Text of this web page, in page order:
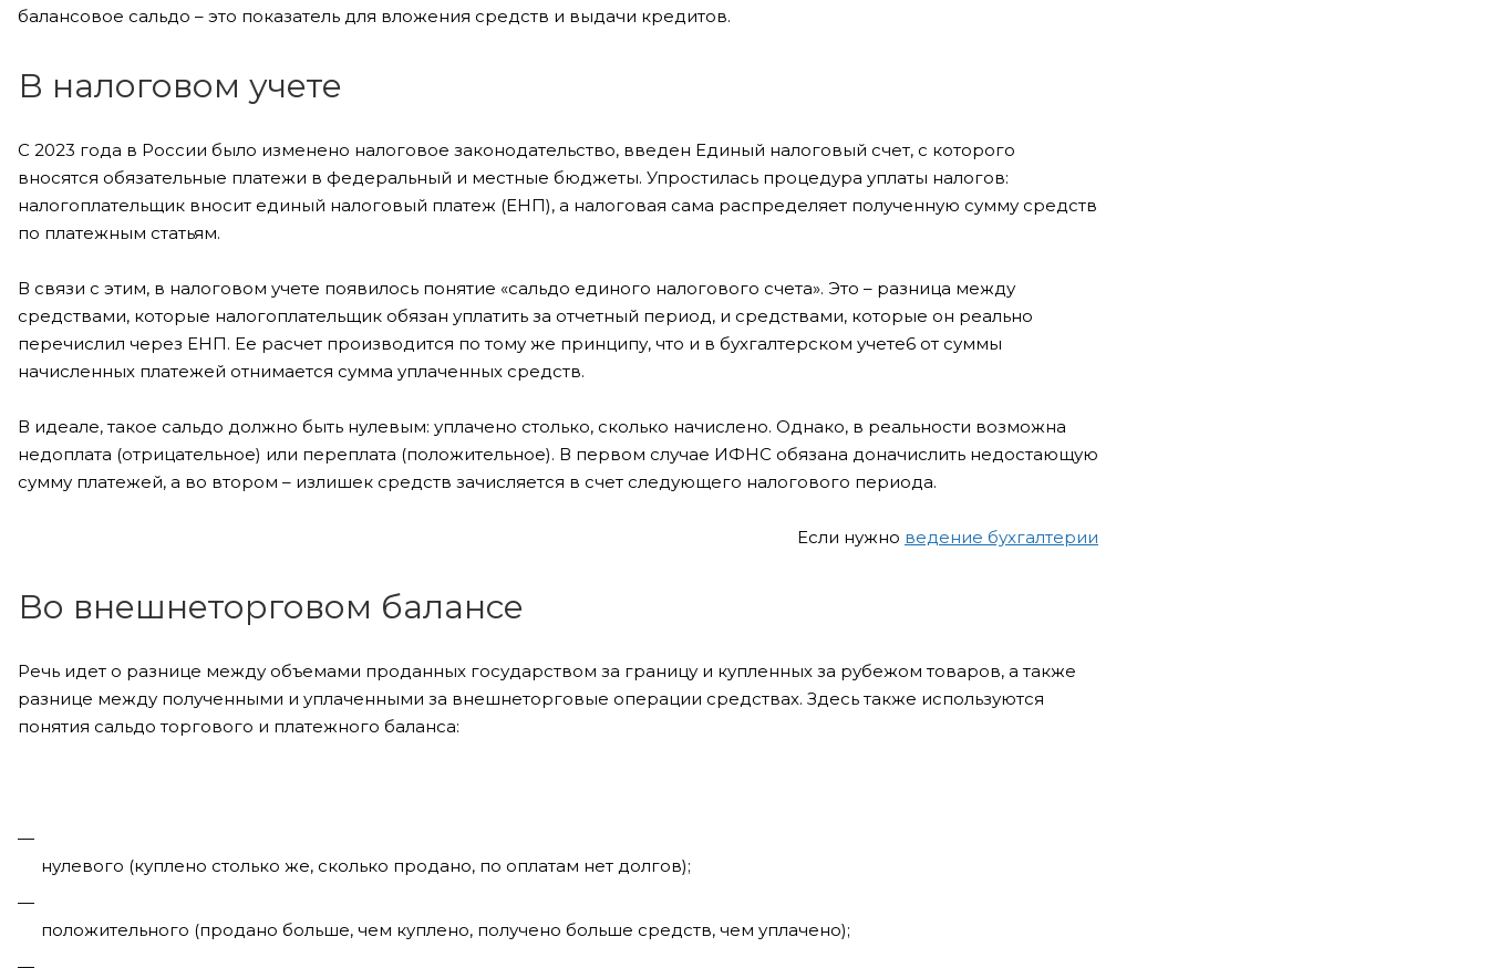
балансовое сальдо – это показатель для вложения средств и выдачи кредитов.
В налоговом учете
С 2023 года в России было изменено налоговое законодательство, введен Единый налоговый счет, с которого
вносятся обязательные платежи в федеральный и местные бюджеты. Упростилась процедура уплаты налогов:
налогоплательщик вносит единый налоговый платеж (ЕНП), а налоговая сама распределяет полученную сумму средств
по платежным статьям.
В связи с этим, в налоговом учете появилось понятие «сальдо единого налогового счета». Это – разница между
средствами, которые налогоплательщик обязан уплатить за отчетный период, и средствами, которые он реально
перечислил через ЕНП. Ее расчет производится по тому же принципу, что и в бухгалтерском учете6 от суммы
начисленных платежей отнимается сумма уплаченных средств.
В идеале, такое сальдо должно быть нулевым: уплачено столько, сколько начислено. Однако, в реальности возможна
недоплата (отрицательное) или переплата (положительное). В первом случае ИФНС обязана доначислить недостающую
сумму платежей, а во втором – излишек средств зачисляется в счет следующего налогового периода.
Если нужно ведение бухгалтерии
Во внешнеторговом балансе
Речь идет о разнице между объемами проданных государством за границу и купленных за рубежом товаров, а также
разнице между полученными и уплаченными за внешнеторговые операции средствах. Здесь также используются
понятия сальдо торгового и платежного баланса:
нулевого (куплено столько же, сколько продано, по оплатам нет долгов);
положительного (продано больше, чем куплено, получено больше средств, чем уплачено);